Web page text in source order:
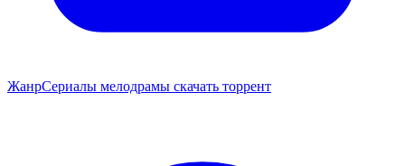
ЖанрСериалы мелодрамы скачать торрент